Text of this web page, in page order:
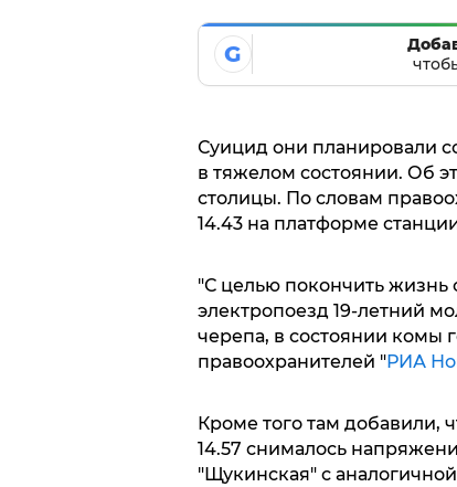
G
Суицид они планировали
в тяжелом состоянии. Об
столицы. По словам
14.43 на платформе
"С целью покончить
электропоезд 19-летний
черепа, в состоянии комы
правоохранителей "РИА
Кроме того там добавили,
14.57 снималось
"Щукинская" с